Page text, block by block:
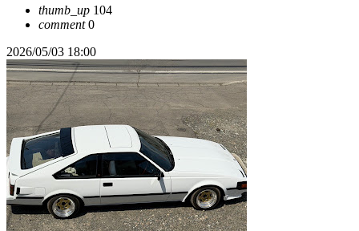
thumb_up 104
comment0
2026/05/03 18:00